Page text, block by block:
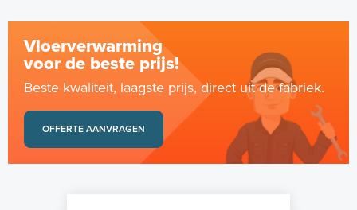
Vloerverwarming
voor de beste prijs!
Beste kwaliteit, laagste prijs, direct uit de fabriek.
OFFERTE AANVRAGEN